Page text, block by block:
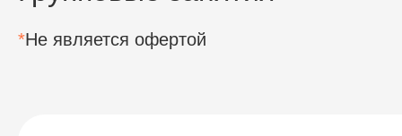
*Не является офертой